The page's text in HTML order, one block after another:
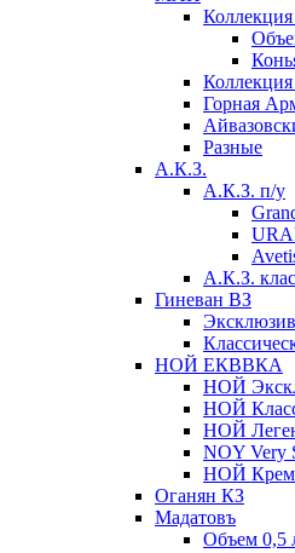
Коллекция
Горная
Разные
А.К.З.
А.К.З. п/у
А.К.З.
Гиневан ВЗ
Эксклюзив
НОЙ ЕКВВКА
НОЙ
НОЙ
НОЙ
NOY Very
НОЙ
Оганян КЗ
Мадатовъ
Объем 0,5